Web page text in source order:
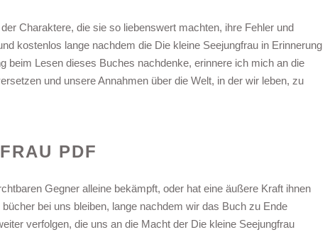
Charaktere, die sie so liebenswert machten, ihre Fehler und
kostenlos lange nachdem die Die kleine Seejungfrau in Erinnerung
beim Lesen dieses Buches nachdenke, erinnere ich mich an die
und unsere Annahmen über die Welt, in der wir leben, zu
PDF
Gegner alleine bekämpft, oder hat eine äußere Kraft ihnen
bei uns bleiben, lange nachdem wir das Buch zu Ende
verfolgen, die uns an die Macht der Die kleine Seejungfrau